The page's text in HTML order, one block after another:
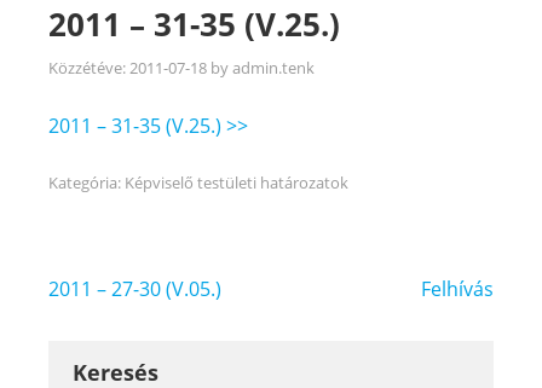
2011 – 31-35 (V.25.)
Közzétéve:2011-07-18 byadmin.tenk
2011 – 31-35 (V.25.) >>
Kategória: Képviselő testületi határozatok
Bejegyzés
2011 – 27-30 (V.05.) Felhívás
Keresés